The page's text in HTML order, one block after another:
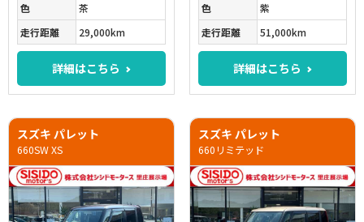
色
茶
走行距離
29,000km
詳細はこちら
色
紫
走行距離
51,000km
詳細はこちら
スズキ パレット
660SW XS
スズキ パレット
660リミテッド